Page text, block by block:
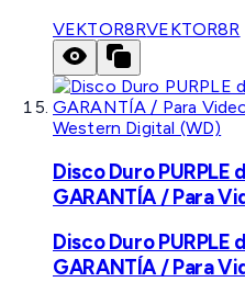
VEKTOR8RVEKTOR8R
Western Digital (WD)
Disco Duro PURPLE
GARANTÍA / Para
Disco Duro PURPLE
GARANTÍA / Para